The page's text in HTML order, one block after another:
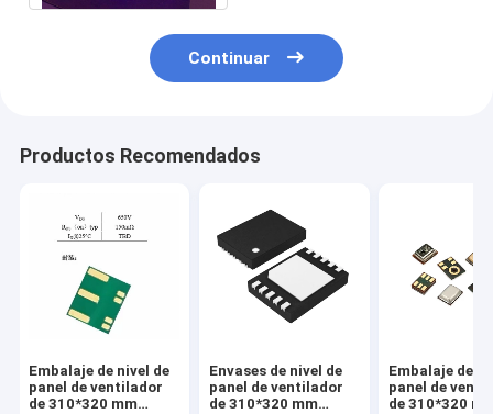
Continuar
Productos Recomendados
Embalaje de nivel de
panel de ventilador
de 310*320 mm
Envases de nivel de
panel de ventilador
de 310*320 mm
Embalaje de
panel de
de 310*320